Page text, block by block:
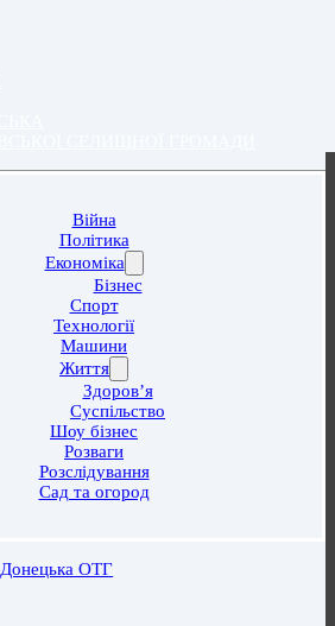
Війна
Політика
Економіка
Бізнес
Спорт
Технології
Машини
Життя
Здоров’я
Суспільство
Шоу бізнес
Розваги
Розслідування
Сад та огород
Донецька ОТГ